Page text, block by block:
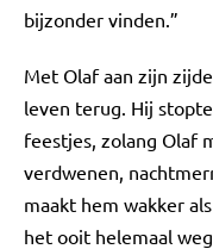
bijzonder vinden.”
Met Olaf aan zijn
leven terug. Hij
feestjes, zolang Olaf
verdwenen,
maakt hem wakker
het ooit helemaal